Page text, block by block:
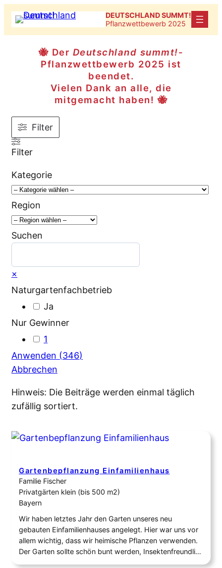
Zum
Inhalt
springen
DEUTSCHLAND SUMMT!
Pflanzwettbewerb 2025
🐝 Der Deutschland summt!-
Pflanzwettbewerb 2025 ist
beendet.
Vielen Dank an alle, die
mitgemacht haben! 🐝
Filter
Filter
Kategorie
Region
Suchen
×
Naturgartenfachbetrieb
Nur Gewinner
1
Anwenden (346)
Abbrechen
Hinweis: Die Beiträge werden einmal täglich
zufällig sortiert.
Gartenbepflanzung Einfamilienhaus
Familie Fischer
Privatgärten klein (bis 500 m2)
Bayern
Wir haben letztes Jahr den Garten unseres neu
gebauten Einfamilienhauses angelegt. Hier war uns vor
allem wichtig, dass wir heimische Pflanzen verwenden.
Der Garten sollte schön bunt werden, Insektenfreundlich
sein und zum Verweilen und Abschalten einladen. Mit